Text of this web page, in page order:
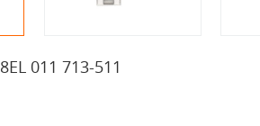
011 713-511